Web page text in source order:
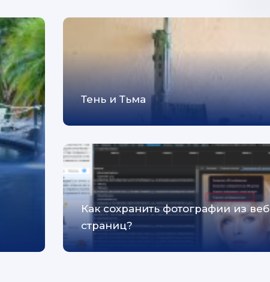
Тень и Тьма
Как сохранить фотографии из веб
страниц?